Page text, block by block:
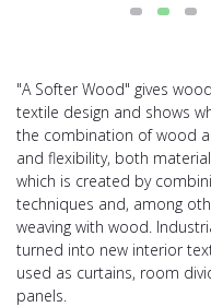
"A Softer Wood" gives
textile design and shows
the combination of wood
and flexibility, both
which is created by
techniques and, among
weaving with wood.
turned into new interior
used as curtains, room
panels.